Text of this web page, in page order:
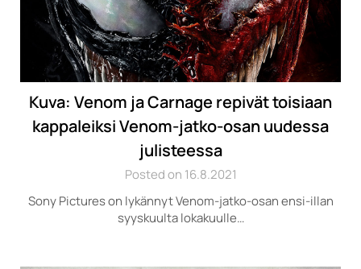
Kuva: Venom ja Carnage repivät toisiaan
kappaleiksi Venom-jatko-osan uudessa
julisteessa
Posted on 16.8.2021
Sony Pictures on lykännyt Venom-jatko-osan ensi-illan
syyskuulta lokakuulle…